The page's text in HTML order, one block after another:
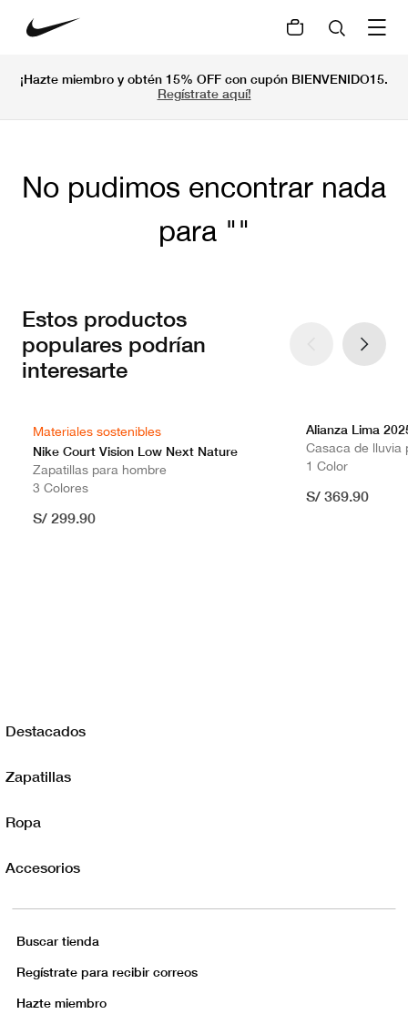
¡Hazte miembro y obtén 15% OFF con cupón BIENVENIDO15.
Regístrate aquí!
No pudimos encontrar nada
para
Estos productos
populares podrían
interesarte
Materiales sostenibles
Nike Court Vision Low Next Nature
Zapatillas para hombre
3 Colores
S/ 299.90
Alianza Lima
Casaca de lluvia
1 Color
S/ 369.90
Destacados
Zapatillas
Ropa
Accesorios
Buscar tienda
Regístrate para recibir correos
Hazte miembro